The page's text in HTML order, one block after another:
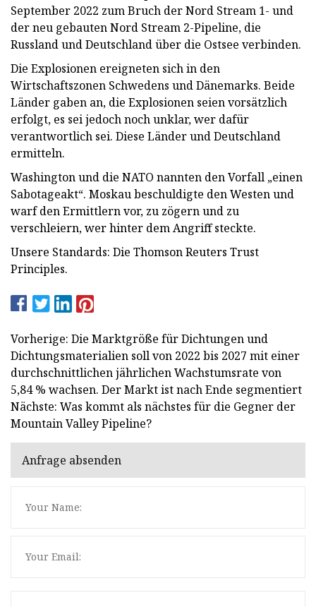
September 2022 zum Bruch der Nord Stream 1- und
der neu gebauten Nord Stream 2-Pipeline, die
Russland und Deutschland über die Ostsee verbinden.
Die Explosionen ereigneten sich in den
Wirtschaftszonen Schwedens und Dänemarks. Beide
Länder gaben an, die Explosionen seien vorsätzlich
erfolgt, es sei jedoch noch unklar, wer dafür
verantwortlich sei. Diese Länder und Deutschland
ermitteln.
Washington und die NATO nannten den Vorfall „einen
Sabotageakt“. Moskau beschuldigte den Westen und
warf den Ermittlern vor, zu zögern und zu
verschleiern, wer hinter dem Angriff steckte.
Unsere Standards: Die Thomson Reuters Trust
Principles.
Vorherige: Die Marktgröße für Dichtungen und
Dichtungsmaterialien soll von 2022 bis 2027 mit einer
durchschnittlichen jährlichen Wachstumsrate von
5,84 % wachsen. Der Markt ist nach Ende segmentiert
Nächste: Was kommt als nächstes für die Gegner der
Mountain Valley Pipeline?
Anfrage absenden